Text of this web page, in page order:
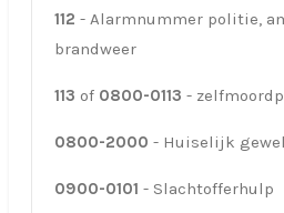
112 - Alarmnummer politie,
brandweer
113 of0800-0113 -
0800-2000 -Huiselijk
0900-0101 - Slachtofferhulp